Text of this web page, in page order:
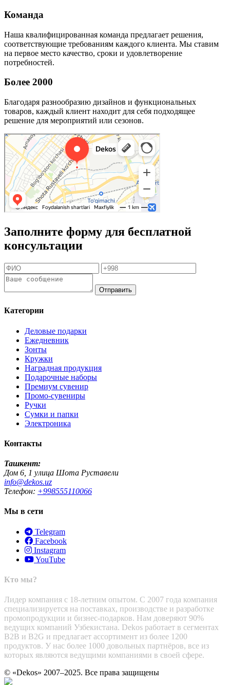
Команда
Наша квалифицированная команда предлагает решения,
соответствующие требованиям каждого клиента. Мы ставим
на первое место качество, сроки и удовлетворение
потребностей.
Более 2000
Благодаря разнообразию дизайнов и функциональных
товаров, каждый клиент находит для себя подходящее
решение для мероприятий или сезонов.
Заполните форму для бесплатной
консультации
Отправить
Категории
Деловые подарки
Ежедневник
Зонты
Кружки
Наградная продукция
Подарочные наборы
Премиум сувенир
Промо-сувениры
Ручки
Сумки и папки
Электроника
Контакты
Ташкент:
Дом 6, 1 улица Шота Руставели
info@dekos.uz
Телефон: +998555110066
Мы в сети
Telegram
Facebook
Instagram
YouTube
Кто мы?
Лидер компания с 18-летним опытом. С 2007 года компания
специализируется на поставках, производстве и разработке
промопродукции и бизнес-подарков. Нам доверяют 90%
ведущих компаний Узбекистана. Dekos работает в сегментах
B2B и B2G и предлагает ассортимент из более 1200
продуктов. У нас более 1000 довольных партнёров, все из
которых являются ведущими компаниями в своей сфере.
© «Dekos» 2007–2025. Все права защищены